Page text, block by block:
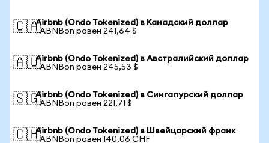
🇨🇦Airbnb (Ondo Tokenized) в Канадский доллар
1 ABNBon равен 241,64 $
🇦🇺Airbnb (Ondo Tokenized) в Австралийский доллар
1 ABNBon равен 245,53 $
🇸🇬Airbnb (Ondo Tokenized) в Сингапурский доллар
1 ABNBon равен 221,71 $
🇨🇭Airbnb (Ondo Tokenized) в Швейцарский франк
1 ABNBon равен 140,06 CHF